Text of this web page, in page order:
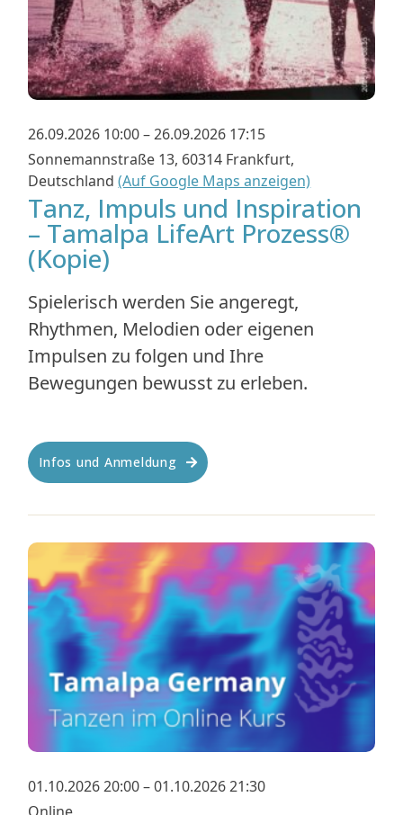
26.09.2026 10:00 – 26.09.2026 17:15
Sonnemannstraße 13, 60314 Frankfurt,
Deutschland(Auf Google Maps anzeigen)
Tanz, Impuls und Inspiration
– Tamalpa LifeArt Prozess®
(Kopie)
Spielerisch werden Sie angeregt,
Rhythmen, Melodien oder eigenen
Impulsen zu folgen und Ihre
Bewegungen bewusst zu erleben.
Infos und Anmeldung
01.10.2026 20:00 – 01.10.2026 21:30
Online